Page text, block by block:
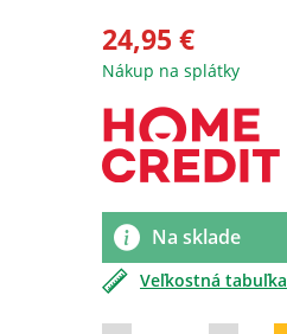
24,95 €
Nákup na splátky
Na sklade
Veľkostná tabuľka